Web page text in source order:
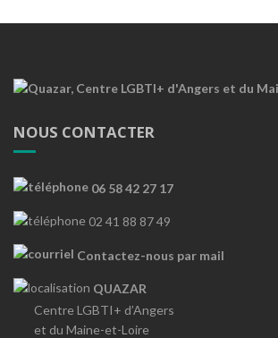
NOUS CONTACTER
06 58 42 27 17
02 41 88 87 49
Contactez-nous par mail
QUAZAR
Centre LGBTI+ d’Angers
et du Maine-et-Loire